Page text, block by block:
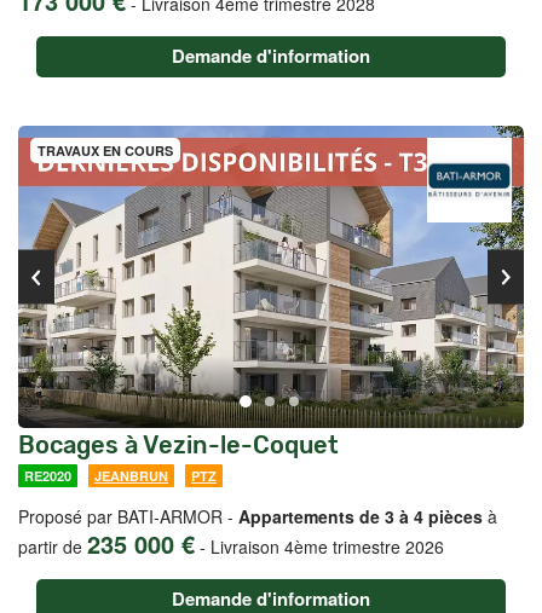
Demande d'information
TRAVAUX EN COURS
Bocages à Vezin-le-Coquet
RE2020 JEANBRUN PTZ
Proposé par BATI-ARMOR - Appartements de 3 à 4 pièces à
partir de 235 000 € - Livraison 4ème trimestre 2026
Demande d'information